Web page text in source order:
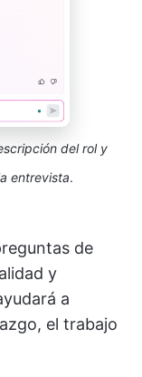
del rol y
entrevista.
de
y
a
el trabajo